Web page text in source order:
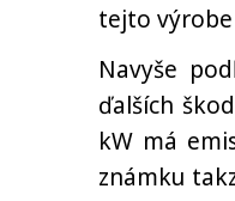
tejto výrobe
Navyše
ďalších
kW má
známku